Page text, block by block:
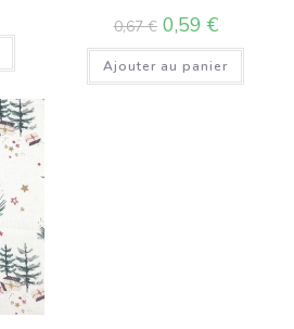
0,67€ 0,59 €
Ajouter au panier